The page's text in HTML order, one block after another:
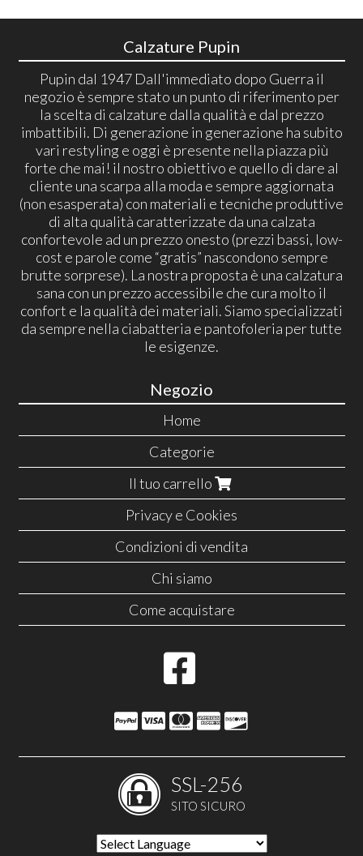
Calzature Pupin
Pupin dal 1947 Dall'immediato dopo Guerra il
negozio è sempre stato un punto di riferimento per
la scelta di calzature dalla qualità e dal prezzo
imbattibili. Di generazione in generazione ha subito
vari restyling e oggi è presente nella piazza più
forte che mai! il nostro obiettivo e quello di dare al
cliente una scarpa alla moda e sempre aggiornata
(non esasperata) con materiali e tecniche produttive
di alta qualità caratterizzate da una calzata
confortevole ad un prezzo onesto (prezzi bassi, low-
cost e parole come “gratis” nascondono sempre
brutte sorprese). La nostra proposta è una calzatura
sana con un prezzo accessibile che cura molto il
confort e la qualità dei materiali. Siamo specializzati
da sempre nella ciabatteria e pantofoleria per tutte
le esigenze.
Negozio
Home
Categorie
Il tuo carrello
Privacy e Cookies
Condizioni di vendita
Chi siamo
Come acquistare
SSL-256
SITO SICURO